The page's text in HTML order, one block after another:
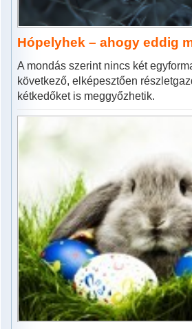
Hópelyhek – ahogy eddig
A mondás szerint nincs két
következő, elképesztően
kétkedőket is meggyőzhetik.